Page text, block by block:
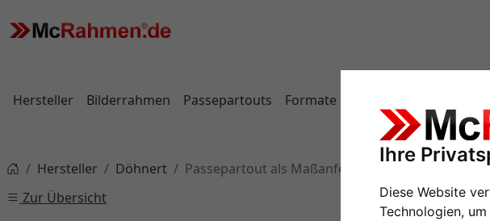
Ihre
Diese Website
Technologien,
Hersteller Bilderrahmen Passepartouts Formate
Hersteller Döhnert
Passepartout als Maßanfertigung
Zur Übersicht